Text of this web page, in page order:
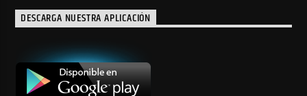
DESCARGA NUESTRA APLICACIÓN